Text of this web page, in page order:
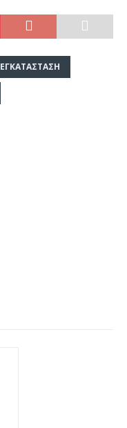
ΕΓΚΑΤΆΣΤΑΣΗ